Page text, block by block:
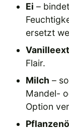
Ei –
ersetzt
Flair.
Milch –
Mandel-
Option